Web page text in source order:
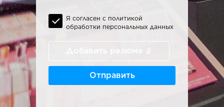
Я согласен с политикой
обработки персональных данных
Добавить резюме
Отправить